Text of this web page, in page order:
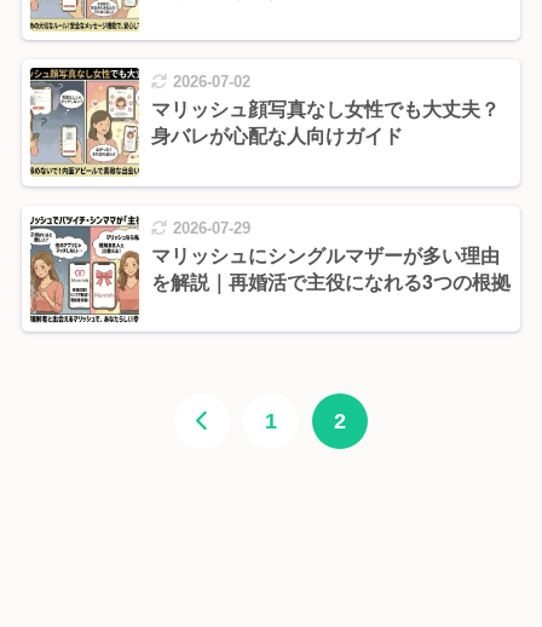
2026-07-02
マリッシュ顔写真なし女性でも大丈夫？
身バレが心配な人向けガイド
2026-07-29
マリッシュにシングルマザーが多い理由
を解説｜再婚活で主役になれる3つの根拠
1 2